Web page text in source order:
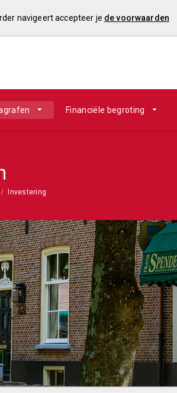
navigeert accepteer je de voorwaarden
Financiële begroting
Investering